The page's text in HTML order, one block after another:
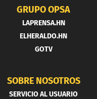
GRUPO OPSA
LAPRENSA.HN
ELHERALDO.HN
GOTV
SOBRE NOSOTROS
SERVICIO AL USUARIO